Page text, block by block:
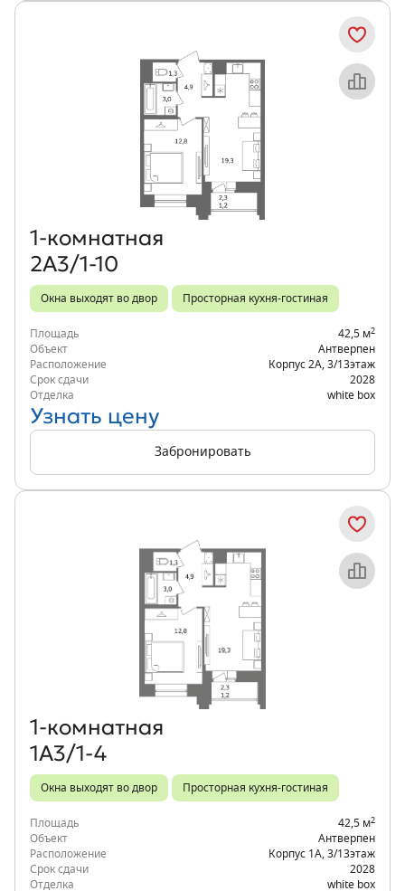
Объект месяца
1‑комнатная
2А3/1-10
Окна выходят во двор Просторная кухня-гостиная
Площадь 42,5 м2
Объект
Антверпен
Расположение
Корпус 2А 3/13этаж
Срок сдачи
2028
Отделка
white box
Узнать цену
Забронировать
Объект месяца
1‑комнатная
1А3/1-4
Окна выходят во двор Просторная кухня-гостиная
Площадь 42,5 м2
Объект
Антверпен
Расположение
Корпус 1А 3/13этаж
Срок сдачи
2028
Отделка
white box